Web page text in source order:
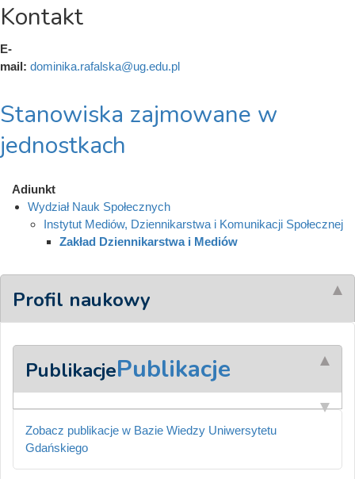
Kontakt
E-
mail: dominika.rafalska@ug.edu.pl
Stanowiska zajmowane w
jednostkach
Adiunkt
Wydział Nauk Społecznych
Instytut Mediów, Dziennikarstwa i Komunikacji Społecznej
Zakład Dziennikarstwa i Mediów
Profil naukowy
PublikacjePublikacje
Zobacz publikacje w Bazie Wiedzy Uniwersytetu
Gdańskiego